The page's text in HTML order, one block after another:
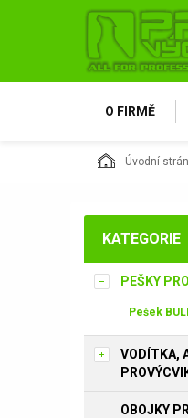
O FIRMĚ
Úvodní
KATEGORIE
PEŠKY
Pešek
VODÍTKA,
OBOJKY